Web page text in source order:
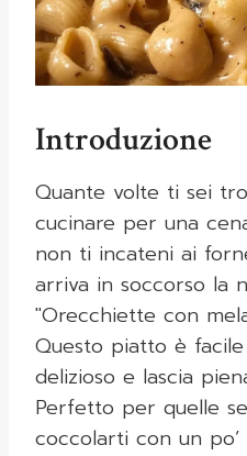
Introduzione
Quante volte ti sei
cucinare per una
non ti incateni ai
arriva in soccorso la
"Orecchiette con
Questo piatto è
delizioso e lascia
Perfetto per quelle
coccolarti con un